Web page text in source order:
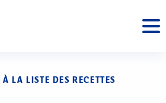
À LA LISTE DES RECETTES